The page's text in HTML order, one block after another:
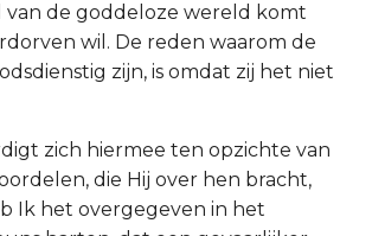
van de goddeloze wereld komt
wil. De reden waarom de
zijn, is omdat zij het niet
zich hiermee ten opzichte van
die Hij over hen bracht,
Ik het overgegeven in het